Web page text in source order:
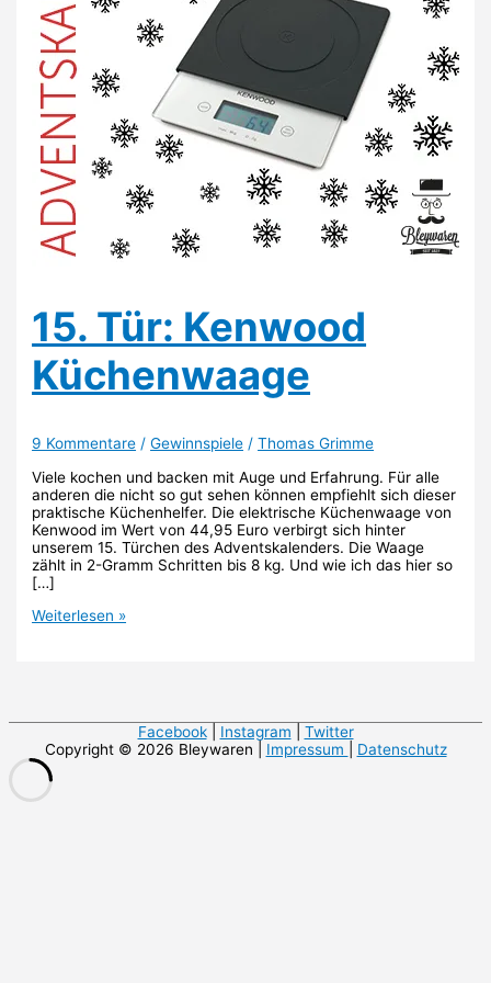
15. Tür: Kenwood
Küchenwaage
9 Kommentare /Gewinnspiele /Thomas Grimme
Viele kochen und backen mit Auge und Erfahrung. Für alle
anderen die nicht so gut sehen können empfiehlt sich dieser
praktische Küchenhelfer. Die elektrische Küchenwaage von
Kenwood im Wert von 44,95 Euro verbirgt sich hinter
unserem 15. Türchen des Adventskalenders. Die Waage
zählt in 2-Gramm Schritten bis 8 kg. Und wie ich das hier so
[…]
15.
Weiterlesen »
Facebook| Instagram
Twitter
Copyright © 2026 Bleywaren | Impressum Datenschutz